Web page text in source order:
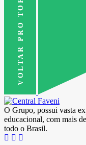
VOLTAR PRO TOPO
O Grupo, possui vasta
educacional, com mais
todo o Brasil.